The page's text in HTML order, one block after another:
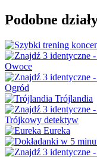
Podobne
Owoce
Ogród
Trójlandia
Trójkowy detektyw
Eureka